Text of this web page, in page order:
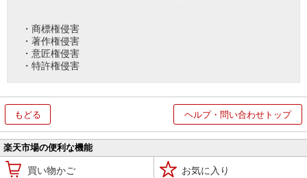
・商標権侵害
・著作権侵害
・意匠権侵害
・特許権侵害
もどる ヘルプ・問い合わせトップ
楽天市場の便利な機能
買い物かご お気に入り